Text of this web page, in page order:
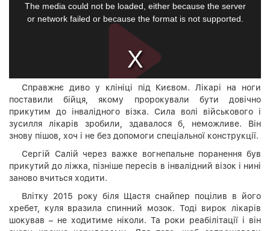
Справжнє диво у клініці під Києвом. Лікарі на ноги
поставили бійця, якому пророкували бути довічно
прикутим до інвалідного візка. Сила волі військового і
зусилля лікарів зробили, здавалося б, неможливе. Він
знову пішов, хоч і не без допомоги спеціальної конструкції.
Сергій Салій через важке вогнепальне поранення був
прикутий до ліжка, пізніше пересів в інвалідний візок і нині
заново вчиться ходити.
Влітку 2015 року біля Щастя снайпер поцілив в його
хребет, куля вразила спинний мозок. Тоді вирок лікарів
шокував – не ходитиме ніколи. Та роки реабілітації і він